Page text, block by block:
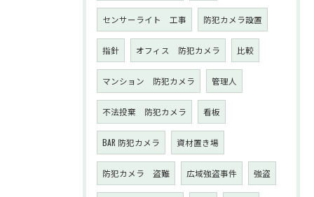
センサーライト 工事 防犯カメラ設置
指針 オフィス 防犯カメラ 比較
マンション 防犯カメラ 管理人
不法投棄 防犯カメラ 看板
BAR 防犯カメラ 資材置き場
防犯カメラ 盗難 広域強盗事件 強盗